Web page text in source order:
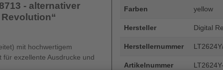
- alternativer
mit hochwertigem
exzellente Ausdrucke und
Farben yellow
Hersteller Digital
Herstellernummer
Artikelnummer